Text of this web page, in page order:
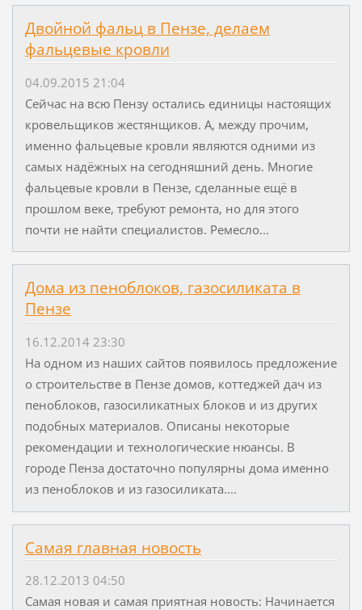
Двойной фальц в Пензе, делаем
фальцевые кровли
04.09.2015 21:04
Сейчас на всю Пензу остались единицы настоящих
кровельщиков жестянщиков. А, между прочим,
именно фальцевые кровли являются одними из
самых надёжных на сегодняшний день. Многие
фальцевые кровли в Пензе, сделанные ещё в
прошлом веке, требуют ремонта, но для этого
почти не найти специалистов. Ремесло...
Дома из пеноблоков, газосиликата в
Пензе
16.12.2014 23:30
На одном из наших сайтов появилось предложение
о строительстве в Пензе домов, коттеджей дач из
пеноблоков, газосиликатных блоков и из других
подобных материалов. Описаны некоторые
рекомендации и технологические нюансы. В
городе Пенза достаточно популярны дома именно
из пеноблоков и из газосиликата....
Самая главная новость
28.12.2013 04:50
Самая новая и самая приятная новость: Начинается